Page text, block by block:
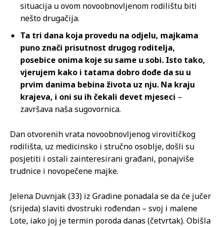
situacija u ovom novoobnovljenom rodilištu biti
nešto drugačija.
Ta tri dana koja provedu na odjelu, majkama
puno znači prisutnost drugog roditelja,
posebice onima koje su same u sobi. Isto tako,
vjerujem kako i tatama dobro dođe da su u
prvim danima bebina života uz nju. Na kraju
krajeva, i oni su ih čekali devet mjeseci –
završava naša sugovornica.
Dan otvorenih vrata novoobnovljenog virovitičkog
rodilišta, uz medicinsko i stručno osoblje, došli su
posjetiti i ostali zainteresirani građani, ponajviše
trudnice i novopečene majke.
Jelena Duvnjak (33) iz Gradine ponadala se da će jučer
(srijeda) slaviti dvostruki rođendan – svoj i malene
Lote, iako joj je termin poroda danas (četvrtak). Obišla